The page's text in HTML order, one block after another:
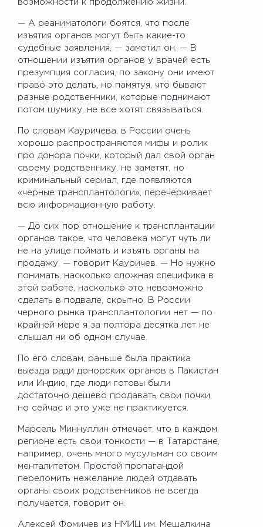
возможности к продолжению жизни.
— А реаниматологи боятся, что после
изъятия органов могут быть какие-то
судебные заявления, — заметил он. — В
отношении изъятия органов у врачей есть
презумпция согласия, по закону они имеют
право это делать, но памятуя, что бывают
разные родственники, которые поднимают
потом шумиху, не все хотят связываться.
По словам Кауричева, в России очень
хорошо распространяются мифы и ролик
про донора почки, который дал свой орган
своему родственнику, не заметят, но
криминальный сериал, где появляются
«черные трансплантологи», перечеркивает
всю информационную работу.
— До сих пор отношение к трансплантации
органов такое, что человека могут чуть ли
не на улице поймать и изъять органы на
продажу, — говорит Кауричев. — Но нужно
понимать, насколько сложная специфика в
этой работе, насколько это невозможно
сделать в подвале, скрытно. В России
черного рынка трансплантологии нет — по
крайней мере я за полтора десятка лет не
слышал ни об одном случае.
По его словам, раньше была практика
выезда ради донорских органов в Пакистан
или Индию, где люди готовы были
достаточно дешево продавать свои почки,
но сейчас и это уже не практикуется.
Марсель Миннуллин отмечает, что в каждом
регионе есть свои тонкости — в Татарстане,
например, очень много мусульман со своим
менталитетом. Простой пропагандой
переломить нежелание людей отдавать
органы своих родственников не всегда
получается, говорит он.
Алексей Фомичев из НМИЦ им. Мешалкина